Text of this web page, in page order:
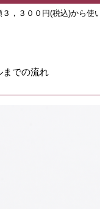
３，３００円(税込)から使
までの流れ